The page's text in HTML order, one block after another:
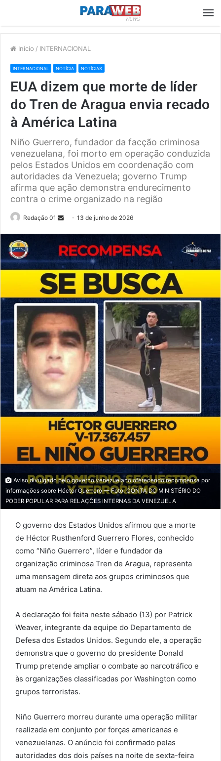
Início / INTERNACIONAL
INTERNACIONAL NOTÍCIA NOTÍCIAS
EUA dizem que morte de líder
do Tren de Aragua envia recado
à América Latina
Niño Guerrero, fundador da facção criminosa
venezuelana, foi morto em operação conduzida
pelos Estados Unidos em coordenação com
autoridades da Venezuela; governo Trump
afirma que ação demonstra endurecimento
contra o crime organizado na região
Redação 01
Send13 de junho de 2026
Aviso divulgado pelo governo venezuelano oferecendo recompensa por
informações sobre Héctor Guerrero — Foto: CONTA DO MINISTÉRIO DO
PODER POPULAR PARA RELAÇÕES INTERNAS DA VENEZUELA
O governo dos Estados Unidos afirmou que a morte
de Héctor Rusthenford Guerrero Flores, conhecido
como “Niño Guerrero”, líder e fundador da
organização criminosa Tren de Aragua, representa
uma mensagem direta aos grupos criminosos que
atuam na América Latina.
A declaração foi feita neste sábado (13) por Patrick
Weaver, integrante da equipe do Departamento de
Defesa dos Estados Unidos. Segundo ele, a operação
demonstra que o governo do presidente Donald
Trump pretende ampliar o combate ao narcotráfico e
às organizações classificadas por Washington como
grupos terroristas.
Niño Guerrero morreu durante uma operação militar
realizada em conjunto por forças americanas e
venezuelanas. O anúncio foi confirmado pelas
autoridades dos dois países na noite de sexta-feira